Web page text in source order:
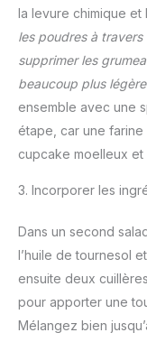
la levure chimique et
les poudres à
supprimer les
beaucoup plus
ensemble avec une
étape, car une farine
cupcake moelleux et
3. Incorporer les
Dans un second
l’huile de tournesol
ensuite deux
pour apporter une
Mélangez bien